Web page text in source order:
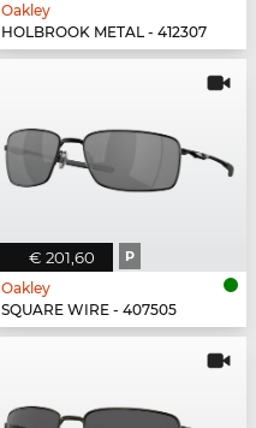
Oakley
HOLBROOK METAL - 412307
€ 201,60 P
Oakley
SQUARE WIRE - 407505